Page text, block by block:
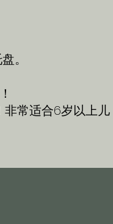
。
常适合6岁以上儿